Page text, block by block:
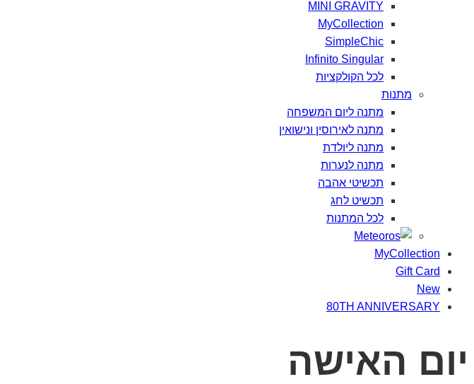
MINI GRAVITY
MyCollection
SimpleChic
Infinito Singular
לכל הקולקציות
מתנות
מתנה ליום המשפחה
מתנה לאירוסין ונישואין
מתנה ליולדת
מתנה לנערות
תכשיטי אהבה
תכשיט לחג
לכל המתנות
MyCollection
Gift Card
New
80TH ANNIVERSARY
יום האישה